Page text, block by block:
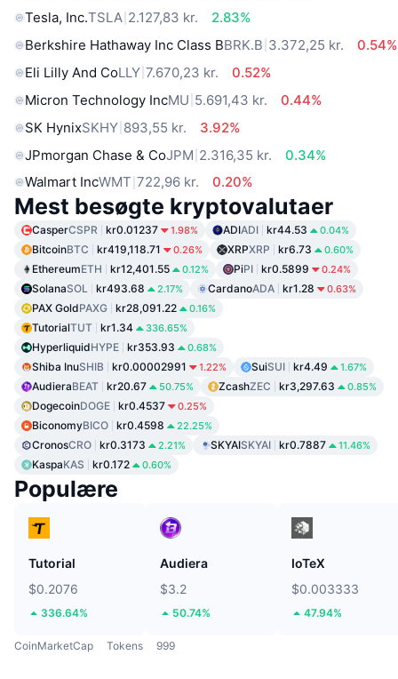
Tesla, Inc.TSLA 2.127,83 kr.
2.83%
Berkshire Hathaway Inc Class BBRK.B 3.372,25 kr.
0.54%
Eli Lilly And CoLLY 7.670,23 kr.
0.52%
Micron Technology IncMU 5.691,43 kr.
0.44%
SK HynixSKHY 893,55 kr.
3.92%
JPmorgan Chase & CoJPM 2.316,35 kr.
0.34%
Walmart IncWMT 722,96 kr. 0.20%
Mest besøgte kryptovalutaer
CasperCSPR kr0.01237 1.98% ADIADI kr44.53 0.04%
BitcoinBTC kr419,118.71 0.26% XRPXRP kr6.73 0.60%
EthereumETH kr12,401.55 0.12% PiPI kr0.5899 0.24%
SolanaSOL kr493.68 2.17% CardanoADA kr1.28 0.63%
PAX GoldPAXG kr28,091.22 0.16%
TutorialTUT kr1.34 336.65%
HyperliquidHYPE kr353.93 0.68%
Shiba InuSHIB kr0.00002991 1.22% SuiSUI kr4.49 1.67%
AudieraBEAT kr20.67 50.75% ZcashZEC kr3,297.63 0.85%
DogecoinDOGE kr0.4537 0.25%
BiconomyBICO kr0.4598 22.25%
CronosCRO kr0.3173 2.21% SKYAISKYAI kr0.7887 11.46%
KaspaKAS kr0.172 0.60%
Populære
Tutorial
$0.2076
336.64%
Audiera
$3.2
50.74%
IoTeX
$0.003333
47.94%
CoinMarketCap Tokens 999